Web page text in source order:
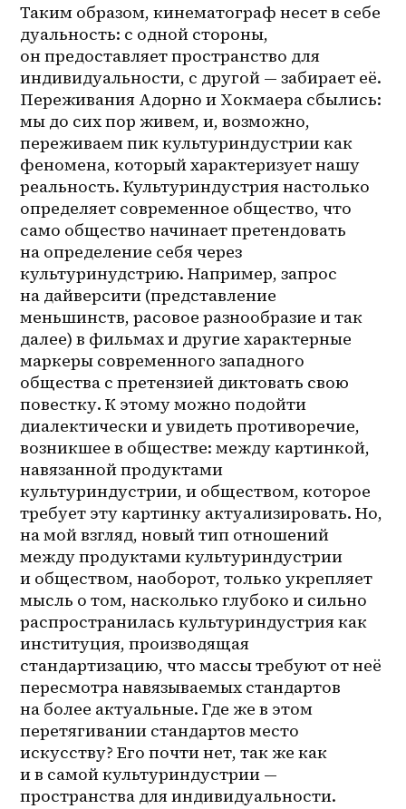
Таким образом, кинематограф несет в себе
дуальность: с одной стороны,
он предоставляет пространство для
индивидуальности, с другой — забирает её.
Переживания Адорно и Хокмаера сбылись:
мы до сих пор живем, и, возможно,
переживаем пик культуриндустрии как
феномена, который характеризует нашу
реальность. Культуриндустрия настолько
определяет современное общество, что
само общество начинает претендовать
на определение себя через
культуринудстрию. Например, запрос
на дайверсити (представление
меньшинств, расовое разнообразие и так
далее) в фильмах и другие характерные
маркеры современного западного
общества с претензией диктовать свою
повестку. К этому можно подойти
диалектически и увидеть противоречие,
возникшее в обществе: между картинкой,
навязанной продуктами
культуриндустрии, и обществом, которое
требует эту картинку актуализировать. Но,
на мой взгляд, новый тип отношений
между продуктами культуриндустрии
и обществом, наоборот, только укрепляет
мысль о том, насколько глубоко и сильно
распространилась культуриндустрия как
институция, производящая
стандартизацию, что массы требуют от неё
пересмотра навязываемых стандартов
на более актуальные. Где же в этом
перетягивании стандартов место
искусству? Его почти нет, так же как
и в самой культуриндустрии —
пространства для индивидуальности.